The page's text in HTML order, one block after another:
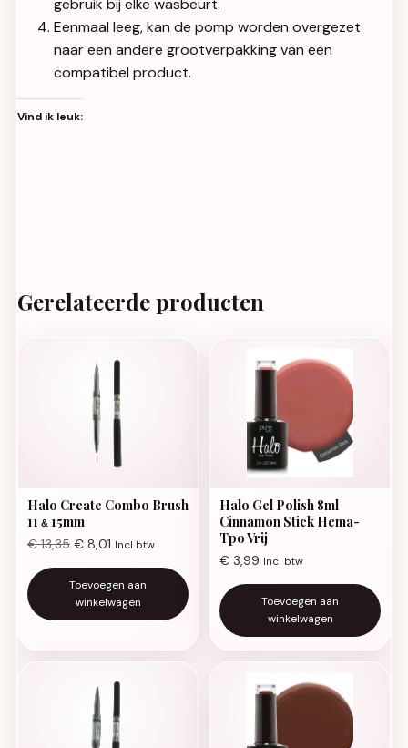
gebruik bij elke wasbeurt.
Eenmaal leeg, kan de pomp worden overgezet
naar een andere grootverpakking van een
compatibel product.
Vind ik leuk:
Gerelateerde producten
Halo Create Combo Brush
11 & 15mm
€13,35 € 8,01 Incl btw
Toevoegen aan
winkelwagen
Halo Gel Polish 8ml
Cinnamon Stick Hema-
Tpo Vrij
€ 3,99 Incl btw
Toevoegen aan
winkelwagen